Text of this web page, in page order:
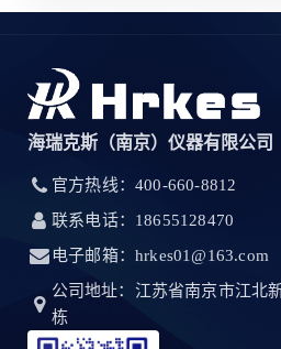
海瑞克斯（南京）仪器有限公司
官方热线：400-660-8812
联系电话：18655128470
电子邮箱：hrkes01@163.com
公司地址：江苏省南京市江北
栋